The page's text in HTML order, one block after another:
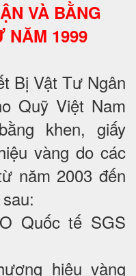
VÀ BẰNG
NĂM 1999
Bị Vật Tư Ngân
Quỹ Việt Nam
khen, giấy
vàng do các
năm 2003 đến
Quốc tế SGS
hiệu vàng